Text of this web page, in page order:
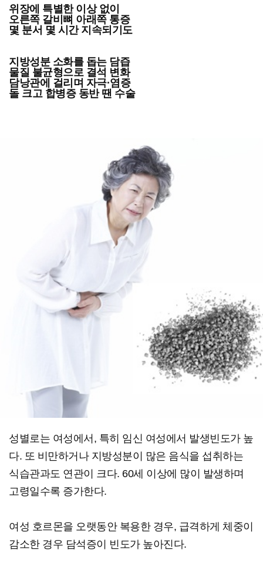
위장에 특별한 이상 없이
오른쪽 갈비뼈 아래쪽 통증
몇 분서 몇 시간 지속되기도
지방성분 소화를 돕는 담즙
물질 불균형으로 결석 변화
담낭관에 걸리며 자극·염증
돌 크고 합병증 동반 땐 수술
성별로는 여성에서, 특히 임신 여성에서 발생빈도가 높
다. 또 비만하거나 지방성분이 많은 음식을 섭취하는
식습관과도 연관이 크다. 60세 이상에 많이 발생하며
고령일수록 증가한다.
여성 호르몬을 오랫동안 복용한 경우, 급격하게 체중이
감소한 경우 담석증이 빈도가 높아진다.